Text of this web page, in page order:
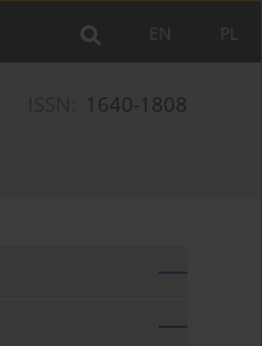
PL
EN
1640-1808